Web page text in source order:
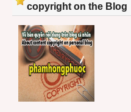
copyright on the Blog